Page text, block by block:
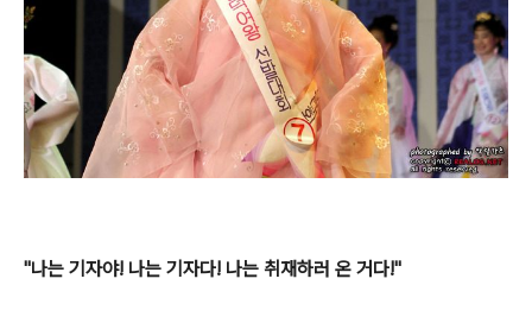
"나는 기자야! 나는 기자다! 나는 취재하러 온 거다!"